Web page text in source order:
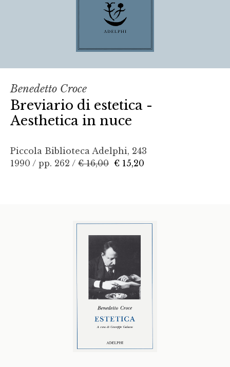
Benedetto Croce
Breviario di estetica -
Aesthetica in nuce
Piccola Biblioteca Adelphi, 243
1990 / pp. 262 / € 16,00 € 15,20